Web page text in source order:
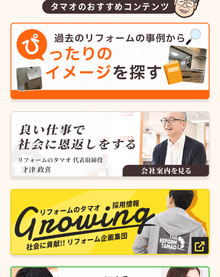
タマオのおすすめコンテンツ